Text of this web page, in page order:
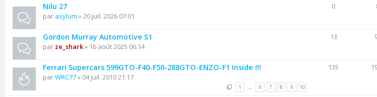
Nilu 27
par asylum » 20 juil. 2026 07:01
0
Gordon Murray Automotive S1
par ze_shark» 16 août 2025 06:14
13
Ferrari Supercars 599GTO-F40-F50-288GTO-ENZO-F1 Inside !!!
parWRC77» 04 juil. 2010 21:17
1 … 6 7 8 9 10
135